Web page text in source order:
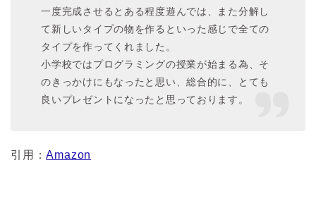
一度完成させるとある程度遊んでは、また分解し
て新しいタイプの物を作るといった感じで全ての
タイプを作ってくれました。
小学校ではプログラミングの授業が始まる為、そ
のきっかけにもなったと思い、総合的に、とても
良いプレゼントになったと思っております。
引用：Amazon